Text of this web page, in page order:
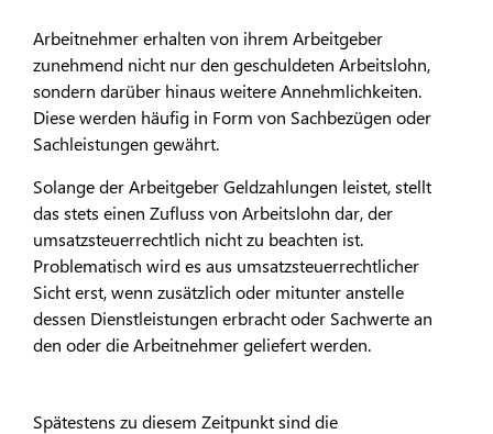
Arbeitnehmer erhalten von ihrem Arbeitgeber
zunehmend nicht nur den geschuldeten Arbeitslohn,
sondern darüber hinaus weitere Annehmlichkeiten.
Diese werden häufig in Form von Sachbezügen oder
Sachleistungen gewährt.
Solange der Arbeitgeber Geldzahlungen leistet, stellt
das stets einen Zufluss von Arbeitslohn dar, der
umsatzsteuerrechtlich nicht zu beachten ist.
Problematisch wird es aus umsatzsteuerrechtlicher
Sicht erst, wenn zusätzlich oder mitunter anstelle
dessen Dienstleistungen erbracht oder Sachwerte an
den oder die Arbeitnehmer geliefert werden.
Spätestens zu diesem Zeitpunkt sind die